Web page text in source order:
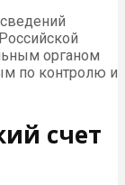
органом
по контролю и
счет